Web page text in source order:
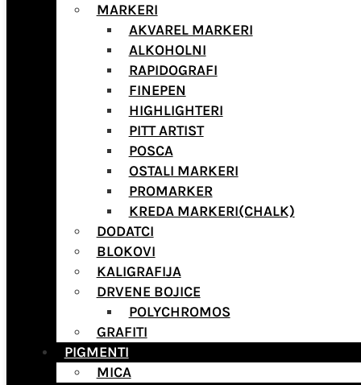
MARKERI
AKVAREL MARKERI
ALKOHOLNI
RAPIDOGRAFI
FINEPEN
HIGHLIGHTERI
PITT ARTIST
POSCA
OSTALI MARKERI
PROMARKER
KREDA MARKERI(CHALK)
DODATCI
BLOKOVI
KALIGRAFIJA
DRVENE BOJICE
POLYCHROMOS
GRAFITI
PIGMENTI
MICA